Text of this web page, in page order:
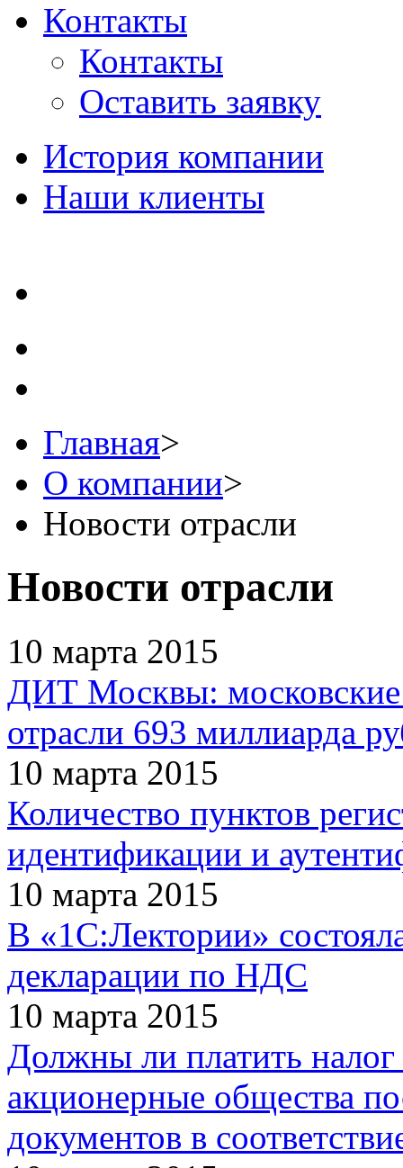
Контакты
Контакты
Оставить заявку
История компании
Наши клиенты
Главная>
О компании>
Новости отрасли
Новости отрасли
10 марта 2015
ДИТ Москвы:
отрасли 693 миллиарда
10 марта 2015
Количество пунктов
идентификации и
10 марта 2015
В «1С:Лектории»
декларации по НДС
10 марта 2015
Должны ли платить
акционерные общества
документов в